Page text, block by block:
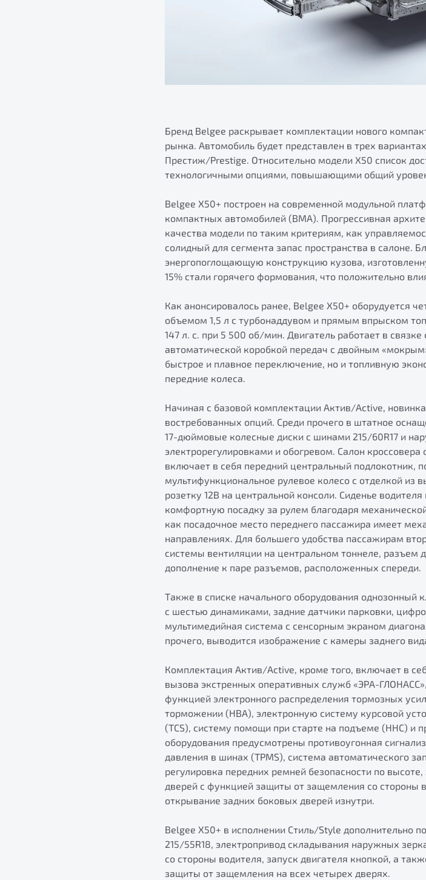
Бренд Belgee раскрывает комплектации нового
рынка. Автомобиль будет представлен в трех
Престиж/Prestige. Относительно модели X50 список
технологичными опциями, повышающими общий
Belgee Х50+ построен на современной модульной
компактных автомобилей (BMA). Прогрессивная
качества модели по таким критериям, как
солидный для сегмента запас пространства в салоне.
энергопоглощающую конструкцию кузова,
15% стали горячего формования, что положительно
Как анонсировалось ранее, Belgee X50+ оборудуется
объемом 1,5 л с турбонаддувом и прямым впрыском
147 л. с. при 5 500 об/мин. Двигатель работает в
автоматической коробкой передач с двойным
быстрое и плавное переключение, но и топливную
передние колеса.
Начиная с базовой комплектации Актив/Active,
востребованных опций. Среди прочего в штатное
17-дюймовые колесные диски с шинами 215/60R17 и
электрорегулировками и обогревом. Салон
включает в себя передний центральный подлокотник,
мультифункциональное рулевое колесо с отделкой из
розетку 12В на центральной консоли. Сиденье
комфортную посадку за рулем благодаря
как посадочное место переднего пассажира имеет
направлениях. Для большего удобства пассажирам
системы вентиляции на центральном тоннеле, разъем
дополнение к паре разъемов, расположенных спереди.
Также в списке начального оборудования однозонный
с шестью динамиками, задние датчики парковки,
мультимедийная система с сенсорным экраном
прочего, выводится изображение с камеры заднего
Комплектация Актив/Active, кроме того, включает в
вызова экстренных оперативных служб «ЭРА-
функцией электронного распределения тормозных
торможении (HBA), электронную систему курсовой
(TCS), систему помощи при старте на подъеме (HHC) и
оборудования предусмотрены противоугонная
давления в шинах (TPMS), система автоматического
регулировка передних ремней безопасности по
дверей с функцией защиты от защемления со стороны
открывание задних боковых дверей изнутри.
Belgee X50+ в исполнении Стиль/Style дополнительно
215/55R18, электропривод складывания наружных
со стороны водителя, запуск двигателя кнопкой, а
защиты от защемления на всех четырех дверях.